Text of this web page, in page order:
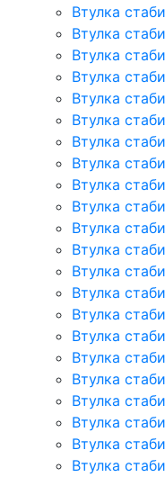
Втулка
Втулка
Втулка
Втулка
Втулка
Втулка
Втулка
Втулка
Втулка
Втулка
Втулка
Втулка
Втулка
Втулка
Втулка
Втулка
Втулка
Втулка
Втулка
Втулка
Втулка
Втулка